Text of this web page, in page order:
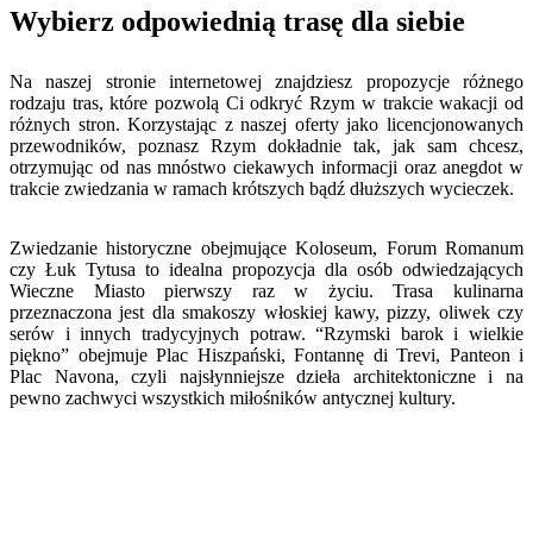
Wybierz odpowiednią trasę dla siebie
Na naszej stronie internetowej znajdziesz propozycje różnego
rodzaju tras, które pozwolą Ci odkryć Rzym w trakcie wakacji od
różnych stron. Korzystając z naszej oferty jako licencjonowanych
przewodników, poznasz Rzym dokładnie tak, jak sam chcesz,
otrzymując od nas mnóstwo ciekawych informacji oraz anegdot w
trakcie zwiedzania w ramach krótszych bądź dłuższych wycieczek.
Zwiedzanie historyczne obejmujące Koloseum, Forum Romanum
czy Łuk Tytusa to idealna propozycja dla osób odwiedzających
Wieczne Miasto pierwszy raz w życiu. Trasa kulinarna
przeznaczona jest dla smakoszy włoskiej kawy, pizzy, oliwek czy
serów i innych tradycyjnych potraw. “Rzymski barok i wielkie
piękno” obejmuje Plac Hiszpański, Fontannę di Trevi, Panteon i
Plac Navona, czyli najsłynniejsze dzieła architektoniczne i na
pewno zachwyci wszystkich miłośników antycznej kultury.